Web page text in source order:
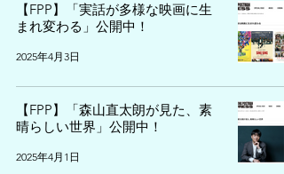
【FPP】「実話が多様な映画に生
まれ変わる」公開中！
2025年4月3日
【FPP】「森山直太朗が見た、素
晴らしい世界」公開中！
2025年4月1日